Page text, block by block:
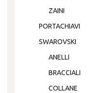
ZAINI
PORTACHIAVI
SWAROVSKI
ANELLI
BRACCIALI
COLLANE